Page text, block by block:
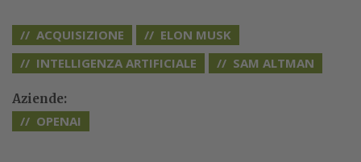
ACQUISIZIONE
ELON MUSK
INTELLIGENZA ARTIFICIALE
SAM ALTMAN
Aziende:
OPENAI